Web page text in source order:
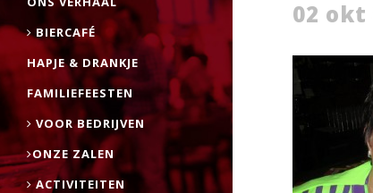
BIERCAFÉ
HAPJE & DRANKJE
FAMILIEFEESTEN
VOOR BEDRIJVEN
ONZE ZALEN
ACTIVITEITEN
02 okt